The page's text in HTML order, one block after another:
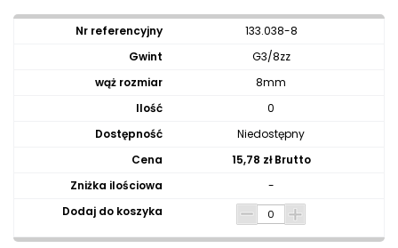
133.038-8
G3/8zz
8mm
0
Niedostępny
15,78 zł Brutto
-